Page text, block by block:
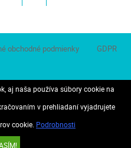
obchodné podmienky GDPR
vyhradené..
aj naša používa súbory cookie na
v prehliadaní vyjadrujete
cookie. Podrobnosti